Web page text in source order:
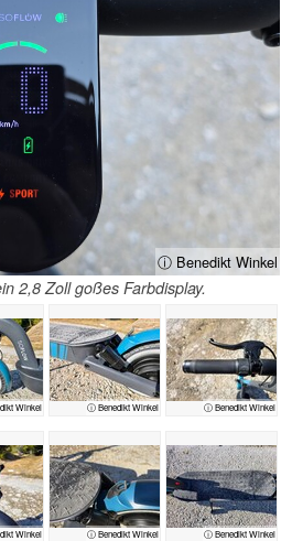
ⓘ Benedikt Winkel
2,8 Zoll goßes Farbdisplay.
Winkel ⓘ Benedikt Winkel ⓘ Benedikt Winkel
Winkel ⓘ Benedikt Winkel ⓘ Benedikt Winkel